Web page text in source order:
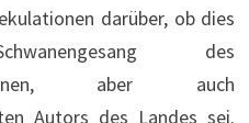
darüber, ob dies
des
aber auch
Autors des Landes sei.